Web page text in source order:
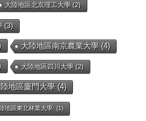
大陸地區北京理工大學(2)
(3)
大陸地區南京農業大學(4)
大陸地區四川大學(2)
地區廈門大學(4)
地區東北林業大學: (1)